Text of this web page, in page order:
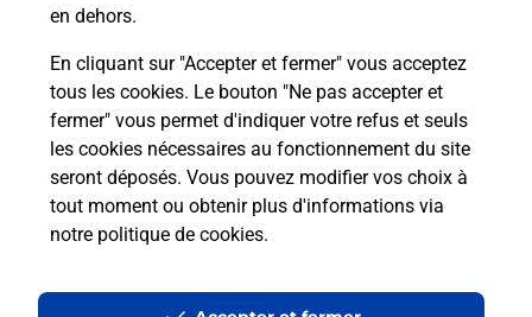
en dehors.
En cliquant sur "Accepter et fermer" vous acceptez
tous les cookies. Le bouton "Ne pas accepter et
fermer" vous permet d'indiquer votre refus et seuls
les cookies nécessaires au fonctionnement du site
seront déposés. Vous pouvez modifier vos choix à
tout moment ou obtenir plus d'informations via
notre politique de cookies.
Itinéraire
Localiser Liste Boîtes aux lettres
Haute-Saône
Combeaufontaine